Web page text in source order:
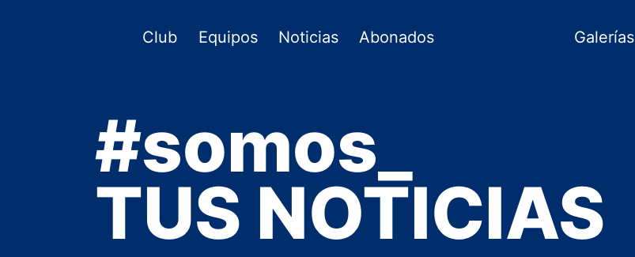
Club Equipos Noticias Abonados Galerías
#somos_
TUS NOTICIAS